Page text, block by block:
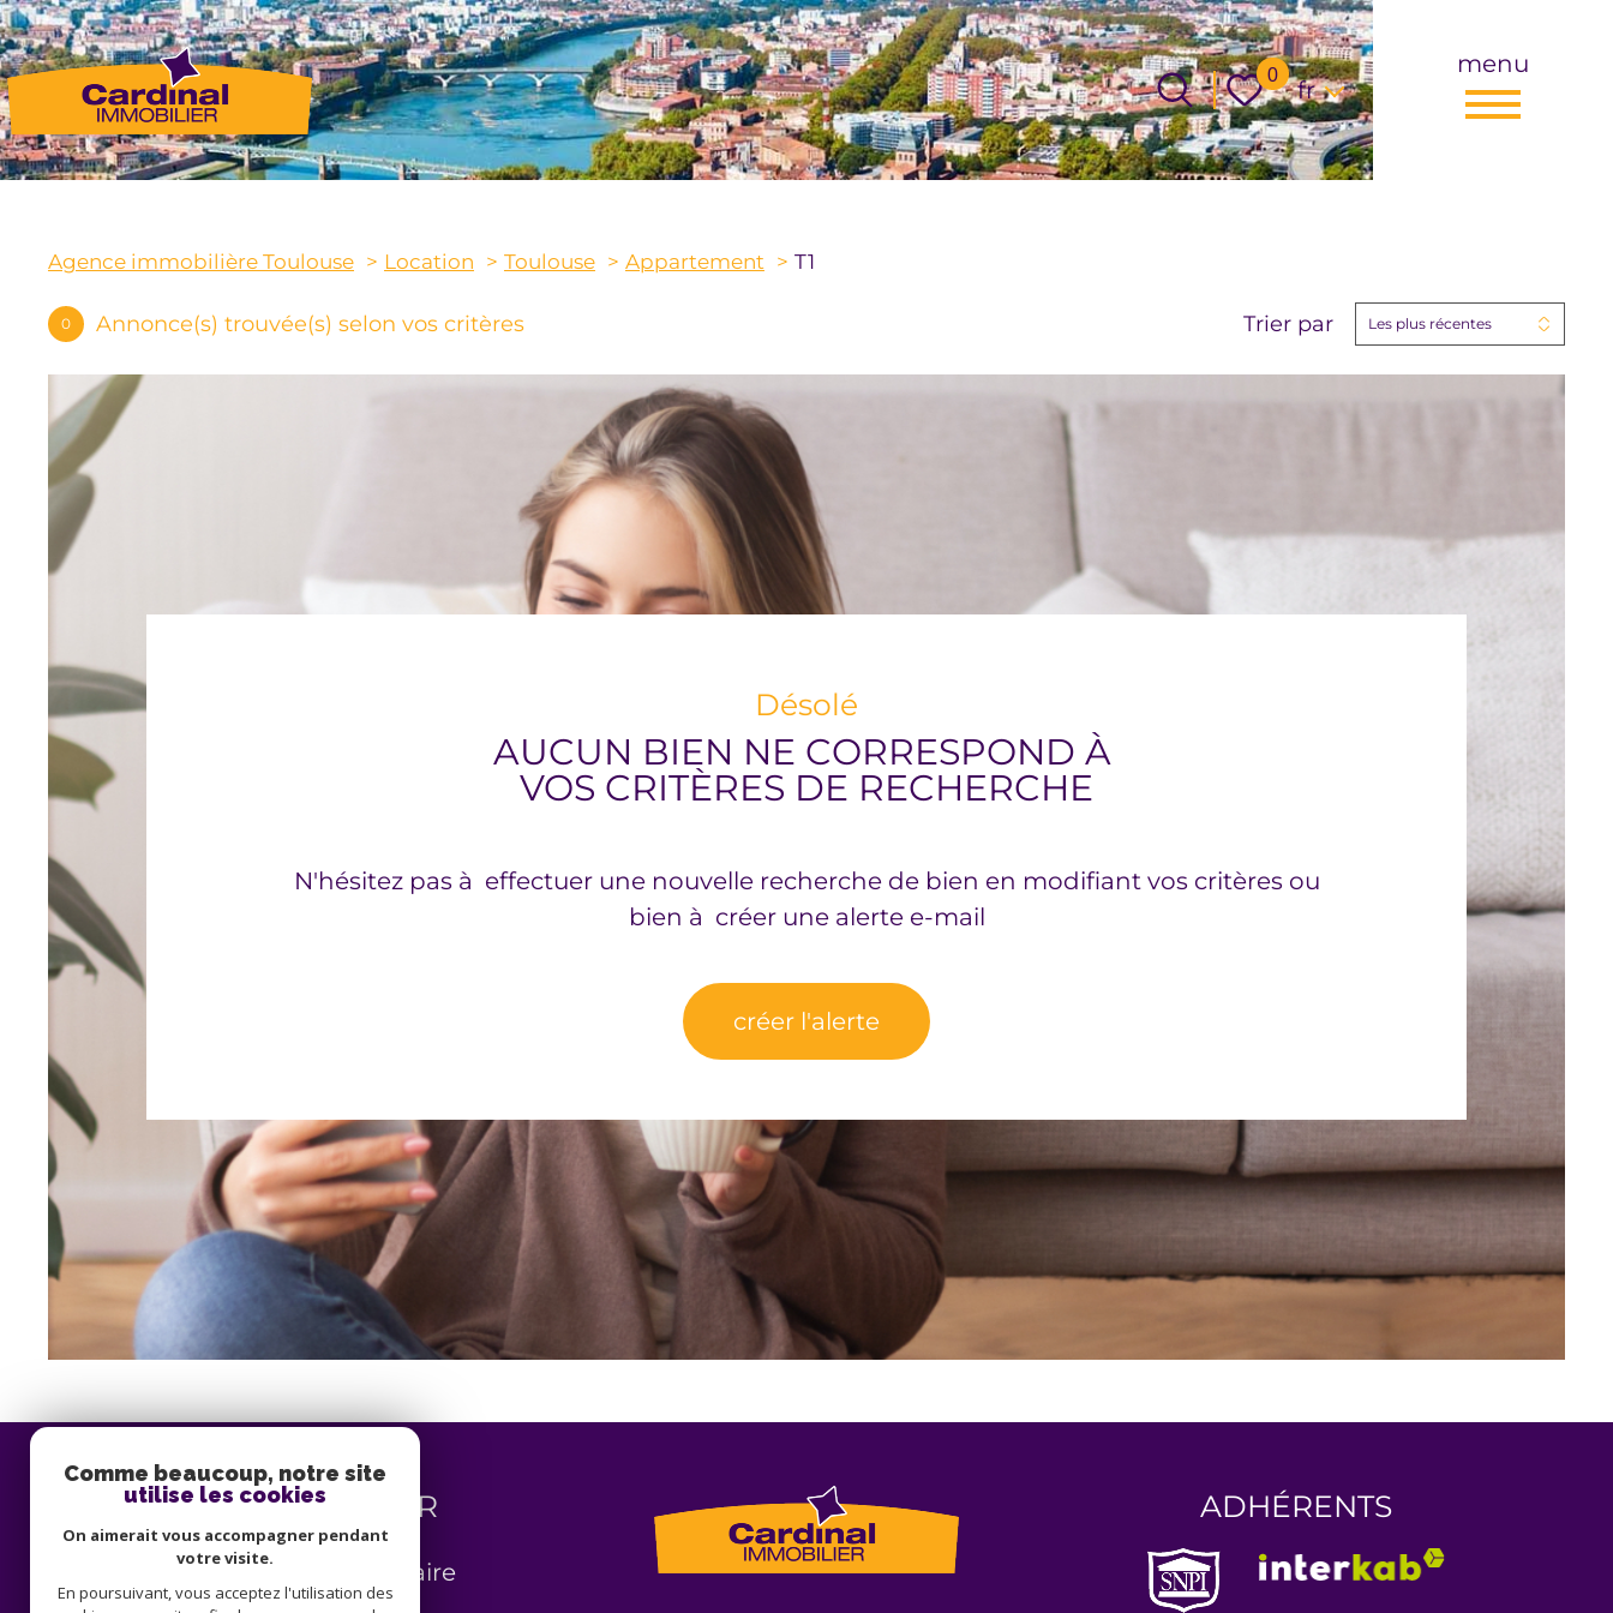
menu
0 Langue
fr
Agence immobilière Toulouse Location Toulouse Appartement T1
0 Annonce(s) trouvée(s) selon vos critères Trier par Les plus récentes
Désolé
AUCUN BIEN NE CORRESPOND À
VOS CRITÈRES DE RECHERCHE
N'hésitez pas à effectuer une nouvelle recherche de bien en modifiant vos critères ou
bien à créer une alerte e-mail
créer l'alerte
SE CONNECTER
espace propriétaire
ADHÉRENTS
Comme beaucoup, notre site
utilise les cookies
On aimerait vous accompagner pendant
votre visite.
En poursuivant, vous acceptez l'utilisation des